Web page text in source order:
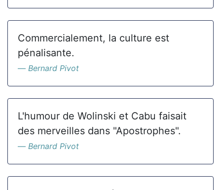
Commercialement, la culture est
pénalisante.
Bernard Pivot
L'humour de Wolinski et Cabu faisait
des merveilles dans "Apostrophes".
Bernard Pivot